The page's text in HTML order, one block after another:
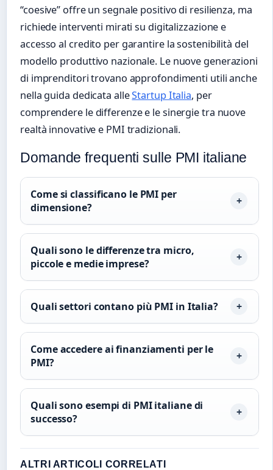
“coesive” offre un segnale positivo di resilienza, ma
richiede interventi mirati su digitalizzazione e
accesso al credito per garantire la sostenibilità del
modello produttivo nazionale. Le nuove generazioni
di imprenditori trovano approfondimenti utili anche
nella guida dedicata alleStartup Italia, per
comprendere le differenze e le sinergie tra nuove
realtà innovative e PMI tradizionali.
Domande frequenti sulle PMI italiane
Come si classificano le PMI per
dimensione?
Quali sono le differenze tra micro,
piccole e medie imprese?
Quali settori contano più PMI in Italia?
Come accedere ai finanziamenti per le
PMI?
Quali sono esempi di PMI italiane di
successo?
ALTRI ARTICOLI CORRELATI